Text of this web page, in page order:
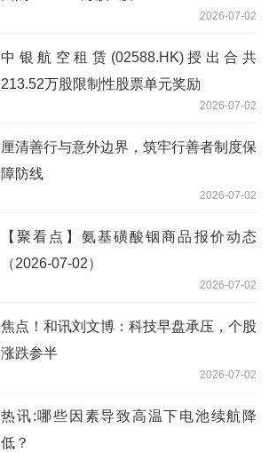
2026-07-02
中银航空租赁(02588.HK)授出合共
213.52万股限制性股票单元奖励
2026-07-02
厘清善行与意外边界，筑牢行善者制度保
障防线
2026-07-02
【聚看点】氨基磺酸铟商品报价动态
（2026-07-02）
2026-07-02
焦点！和讯刘文博：科技早盘承压，个股
涨跌参半
2026-07-02
热讯:哪些因素导致高温下电池续航降
低？